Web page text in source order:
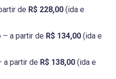
de R$ 228,00 (ida e
– a partir de R$ 134,00 (ida e
a partir de R$ 138,00 (ida e